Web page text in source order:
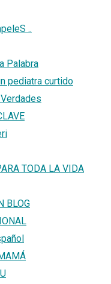
..
Palabra
pediatra curtido
TODA LA VIDA
BLOG